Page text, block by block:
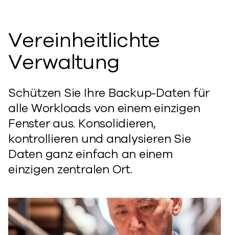
Vereinheitlichte
Verwaltung
Schützen Sie Ihre Backup-Daten für
alle Workloads von einem einzigen
Fenster aus. Konsolidieren,
kontrollieren und analysieren Sie
Daten ganz einfach an einem
einzigen zentralen Ort.